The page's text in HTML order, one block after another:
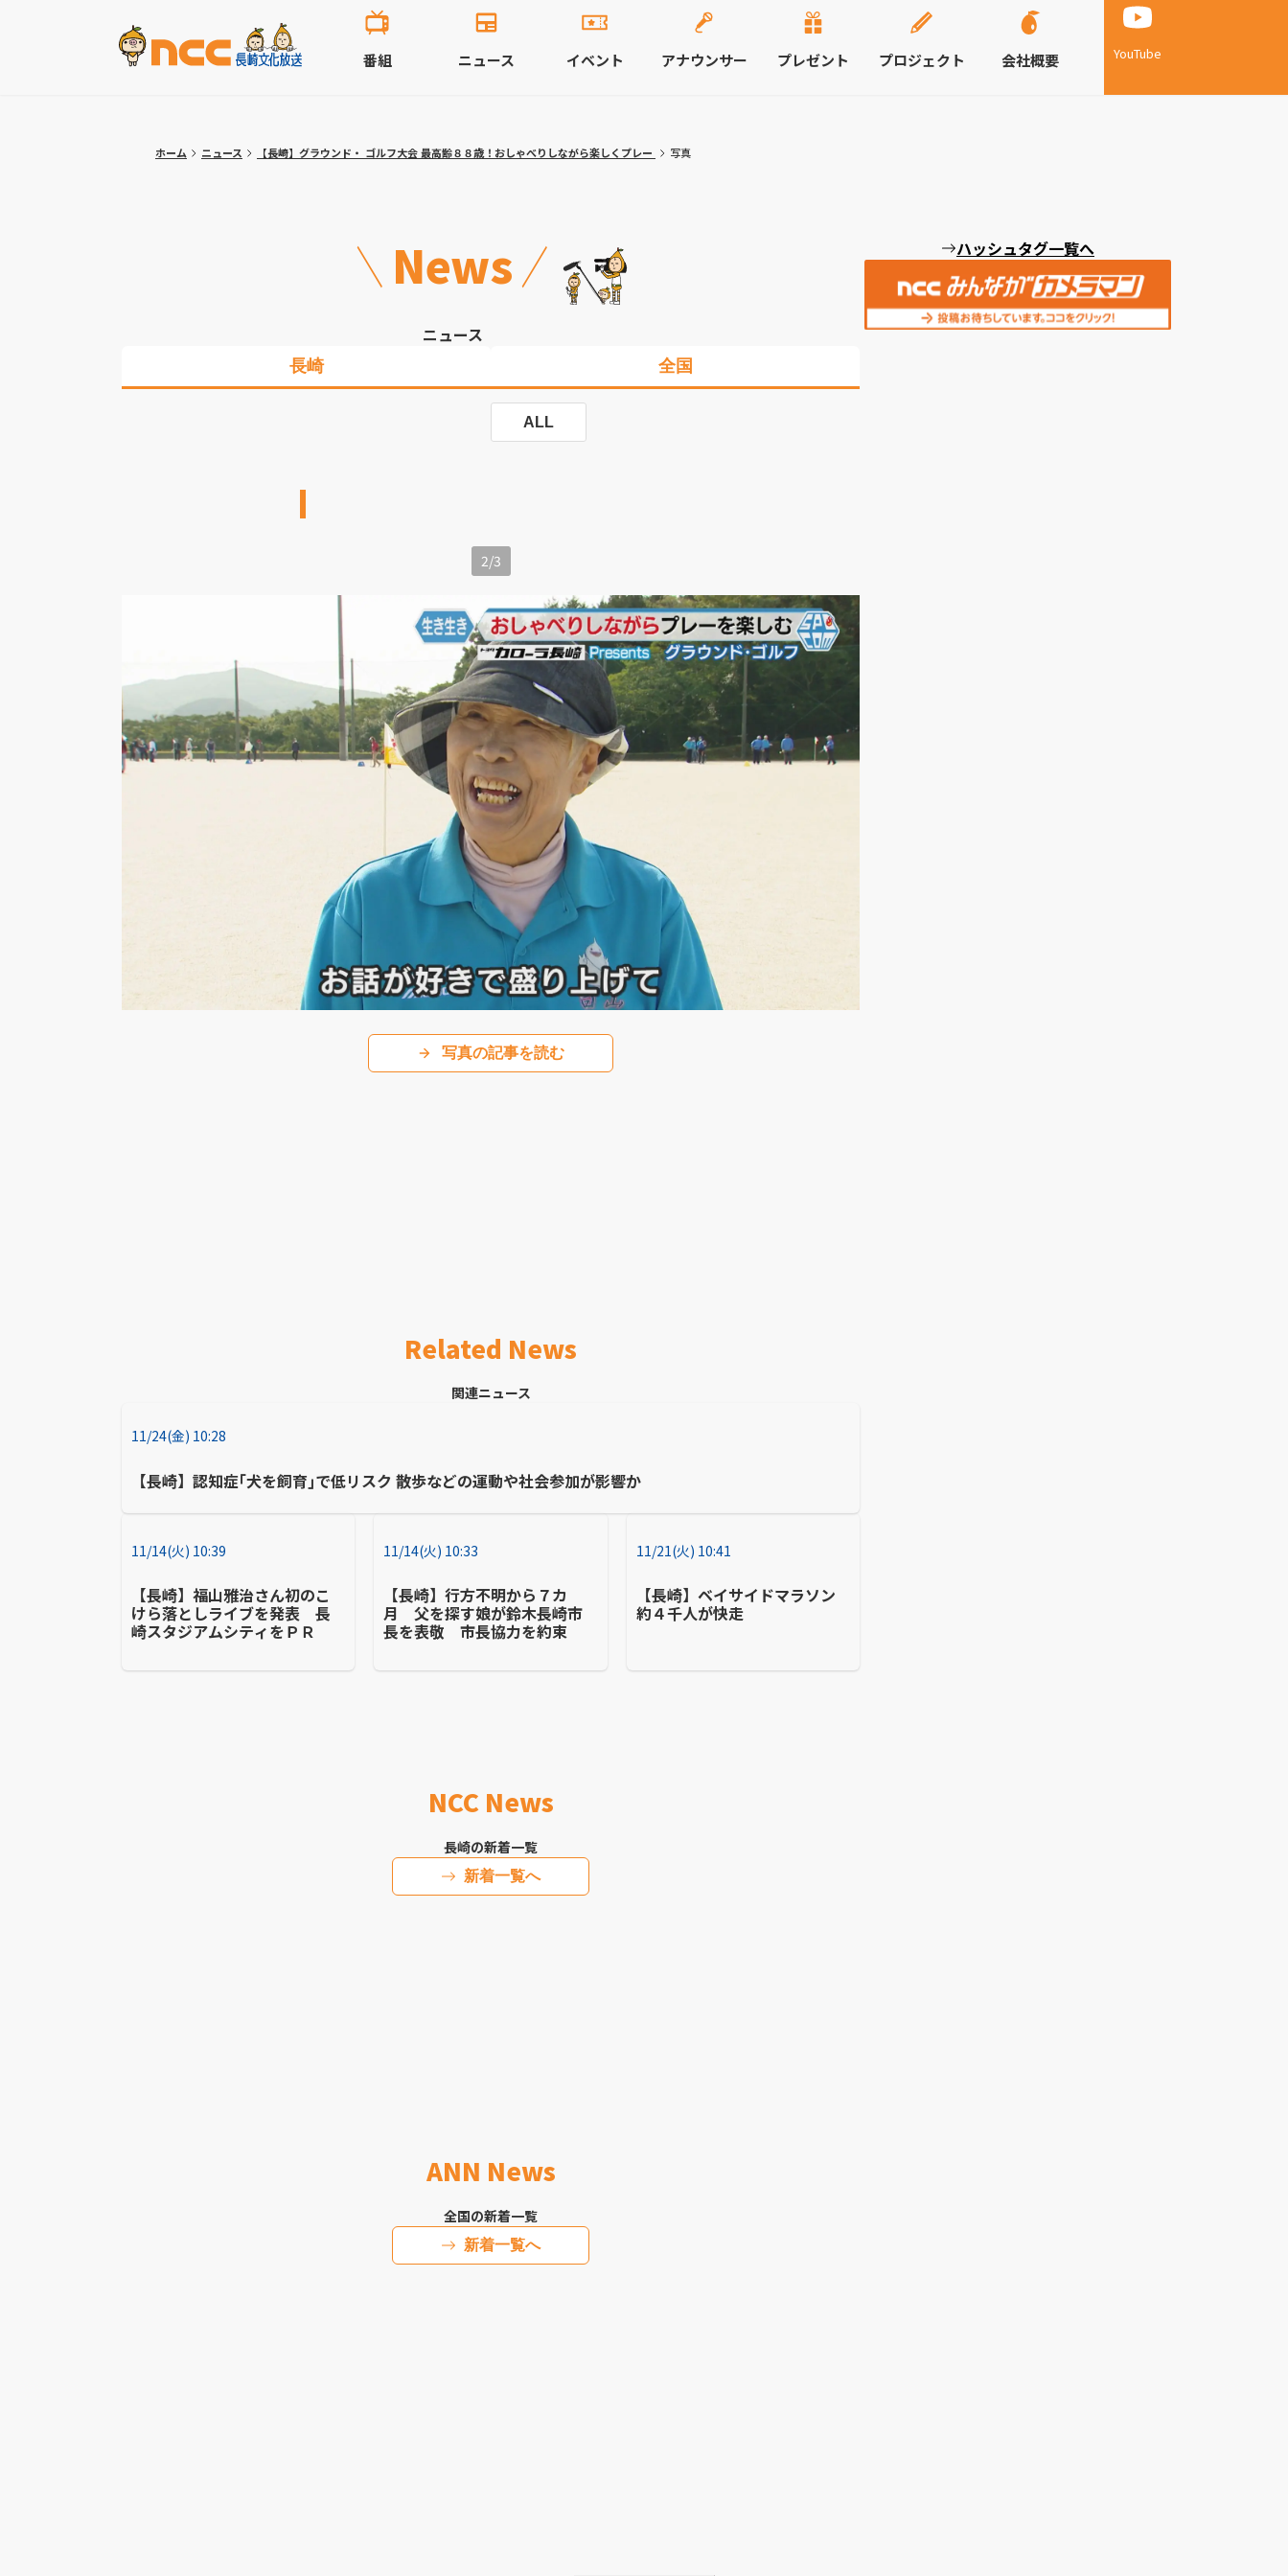
YouTube
番組 ニュース イベント アナウンサー プレゼント プロジェクト 会社概要
ホーム ニュース 【長崎】グラウンド・ ゴルフ大会 最高齢８８歳！おしゃべりしながら楽しくプレー 写真
News
ニュース
長崎 全国
ALL
2/3
写真の記事を読む
Related News
関連ニュース
11/24(金) 10:28
【長崎】認知症｢犬を飼育｣で低リスク 散歩などの運動や社会参加が影響か
11/14(火) 10:39
【長崎】福山雅治さん初のこ
けら落としライブを発表 長
崎スタジアムシティをＰＲ
11/14(火) 10:33
【長崎】行方不明から７カ
月 父を探す娘が鈴木長崎市
長を表敬 市長協力を約束
11/21(火) 10:41
【長崎】ベイサイドマラソン
約４千人が快走
NCC News
長崎の新着一覧
新着一覧へ
ANN News
全国の新着一覧
新着一覧へ
ハッシュタグ一覧へ